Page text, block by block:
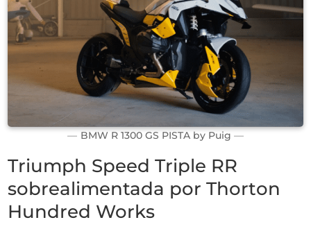
BMW R 1300 GS PISTA by Puig
Triumph Speed Triple RR
sobrealimentada por Thorton
Hundred Works